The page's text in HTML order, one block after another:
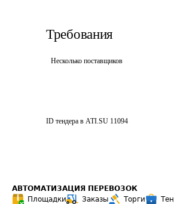
Требования
Несколько поставщиков
ID тендера в ATI.SU 11094
АВТОМАТИЗАЦИЯ ПЕРЕВОЗОК
Площадки
Заказы Торги